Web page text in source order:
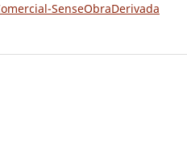
SenseObraDerivada